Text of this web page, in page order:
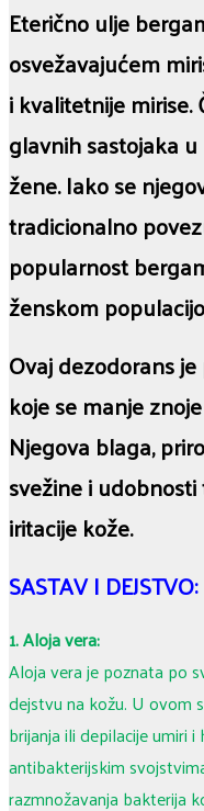
Eterično ulje
osvežavajućem
i kvalitetnije mirise.
glavnih sastojaka
žene. Iako se
tradicionalno
popularnost
ženskom
Ovaj dezodorans
koje se manje
Njegova blaga,
svežine i
iritacije kože.
SASTAV I DEJSTVO:
1. Aloja vera:
Aloja vera je poznata po
dejstvu na kožu. U ovom
brijanja ili depilacije umiri
antibakterijskim
razmnožavanja bakterija